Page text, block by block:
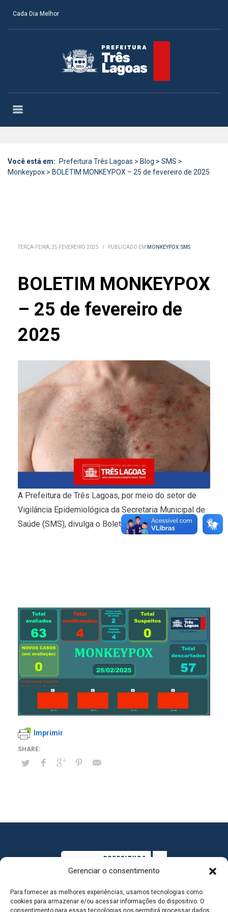
Gerenciar o consentimento
Para fornecer as melhores experiências, usamos tecnologias como
cookies para armazenar e/ou acessar informações do dispositivo. O
consentimento para essas tecnologias nos permitirá processar dados
Cada Dia Melhor
Você está em: Prefeitura Três Lagoas > Blog > SMS >
Monkeypox > BOLETIM MONKEYPOX – 25 de fevereiro de 2025
TERÇA-FEIRA, 25 FEVEREIRO 2025 / PUBLICADO EM MONKEYPOX,SMS
BOLETIM MONKEYPOX
– 25 de fevereiro de
2025
A Prefeitura de Três Lagoas, por meio do setor de
Vigilância Epidemiológica da Secretaria Municipal de
Saúde (SMS), divulga o Boletim Monkeypox.
Imprimir